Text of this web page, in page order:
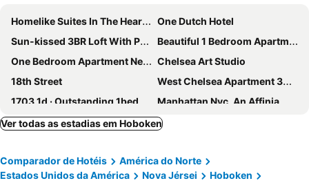
Homelike Suites In The Heart Of China Town
One Dutch Hotel
Sun-kissed 3BR Loft With Patio Minutes to NYC
Beautiful 1 Bedroom Apartment In Jersey City
One Bedroom Apartment Near Nyc (union City, Nj)
Chelsea Art Studio
18th Street
West Chelsea Apartment 30 Day Rentals
1703 1d · Outstanding 1bed Apt/20 Min To Nyc-parking Avail
Manhattan Nyc, An Affinia
138 Bowery
Ver todas as estadias em Hoboken
Comparador de Hotéis
América do Norte
Estados Unidos da América
Nova Jérsei
Hoboken